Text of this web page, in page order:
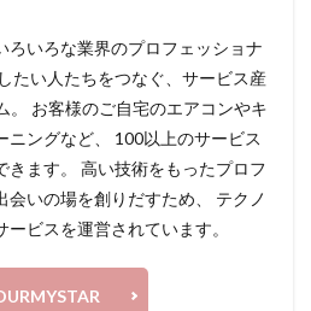
ろいろな業界のプロフェッショナ
たい人たちをつなぐ、サービス産
。 お客様のご自宅のエアコンやキ
ニングなど、 100以上のサービス
きます。 高い技術をもったプロフ
会いの場を創りだすため、 テクノ
ビスを運営されています。